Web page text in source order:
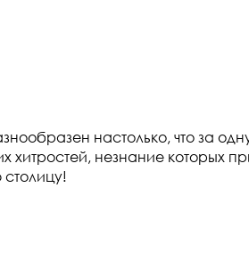
настолько, что за
хитростей, незнание которых